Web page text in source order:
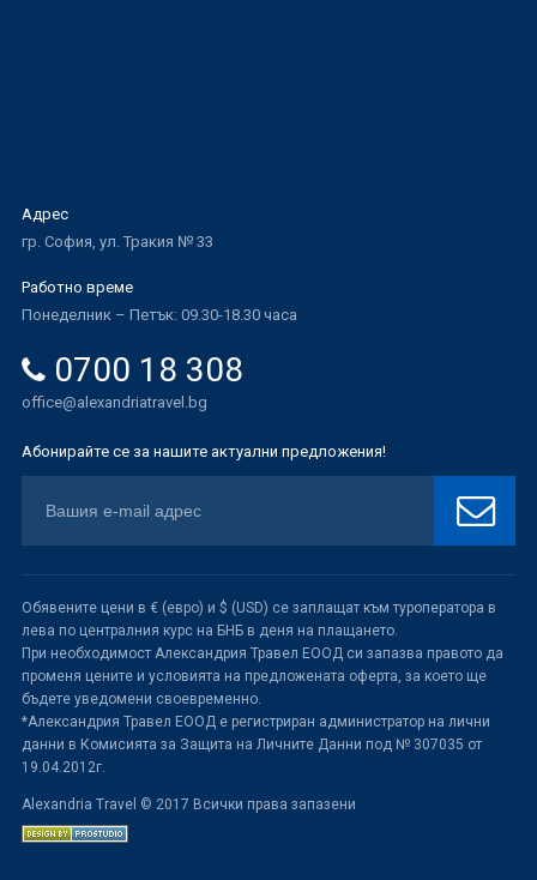
Адрес
гр. София, ул. Тракия № 33
Работно време
Понеделник – Петък: 09.30-18.30 часа
0700 18 308
office@alexandriatravel.bg
Абонирайте се за нашите актуални предложения!
Обявените цени в € (евро) и $ (USD) се заплащат към туроператора в
лева по централния курс на БНБ в деня на плащането.
При необходимост Александрия Травел ЕООД си запазва правото да
променя цените и условията на предложената оферта, за което ще
бъдете уведомени своевременно.
*Александрия Травел ЕООД е регистриран администратор на лични
данни в Комисията за Защита на Личните Данни под № 307035 от
19.04.2012г.
Alexandria Travel © 2017 Всички права запазени